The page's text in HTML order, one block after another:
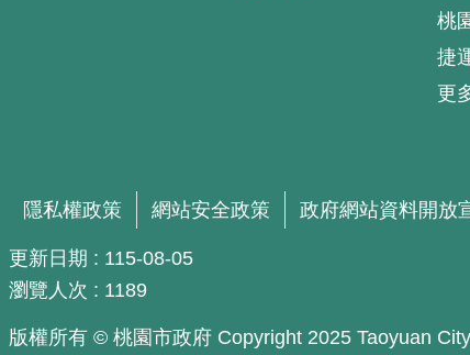
桃
捷
更
隱私權政策 網站安全政策 政府網站資料開放
更新日期
115-08-05
瀏覽人次
1189
版權所有 © 桃園市政府 Copyright 2025 Taoyuan